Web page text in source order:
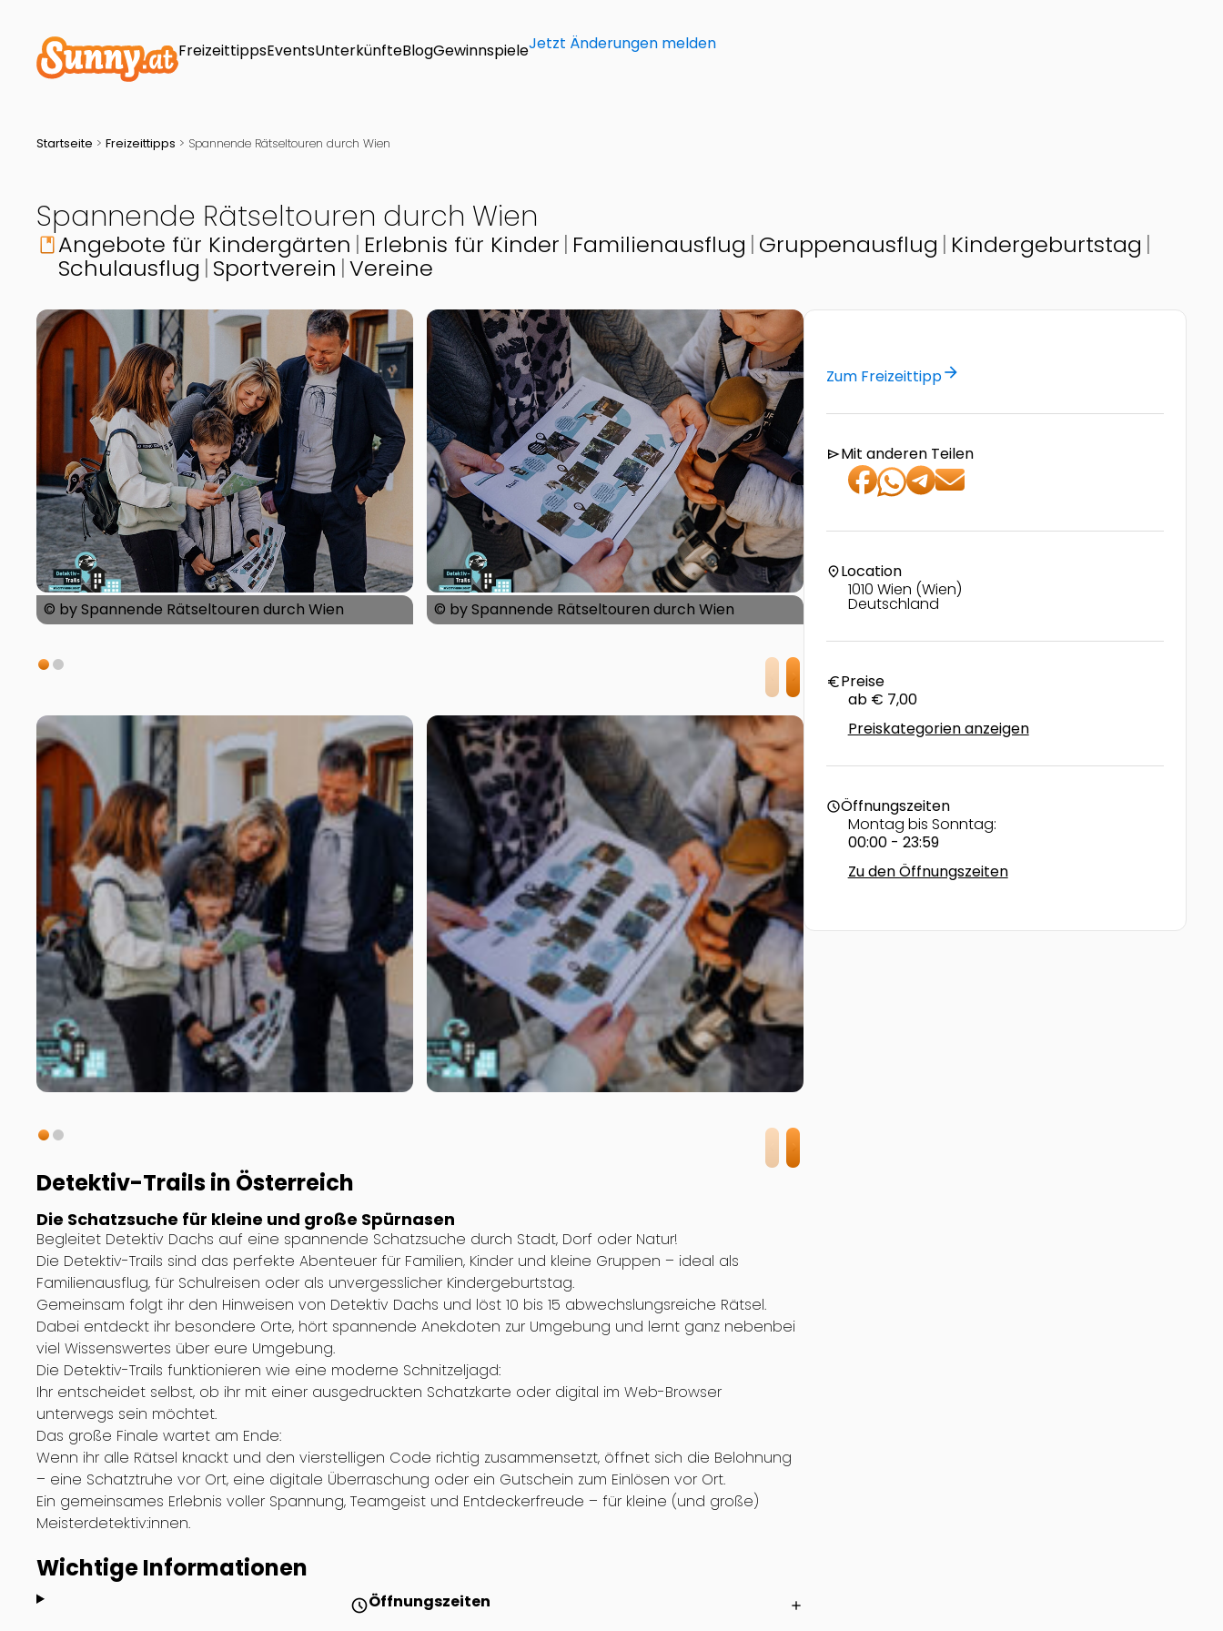
FreizeittippsEventsUnterkünfteBlogGewinnspieleJetzt Änderungen melden
Startseite > Freizeittipps > Spannende Rätseltouren durch Wien
Spannende Rätseltouren durch Wien
bookAngebote für Kindergärten Erlebnis für Kinder Familienausflug Gruppenausflug Kindergeburtstag
Schulausflug Sportverein Vereine
© by Spannende Rätseltouren durch Wien © by Spannende Rätseltouren durch Wien
Detektiv-Trails in Österreich
Die Schatzsuche für kleine und große Spürnasen
Begleitet Detektiv Dachs auf eine spannende Schatzsuche durch Stadt, Dorf oder Natur!
Die Detektiv-Trails sind das perfekte Abenteuer für Familien, Kinder und kleine Gruppen – ideal als
Familienausflug, für Schulreisen oder als unvergesslicher Kindergeburtstag.
Gemeinsam folgt ihr den Hinweisen von Detektiv Dachs und löst 10 bis 15 abwechslungsreiche Rätsel.
Dabei entdeckt ihr besondere Orte, hört spannende Anekdoten zur Umgebung und lernt ganz nebenbei
viel Wissenswertes über eure Umgebung.
Die Detektiv-Trails funktionieren wie eine moderne Schnitzeljagd:
Ihr entscheidet selbst, ob ihr mit einer ausgedruckten Schatzkarte oder digital im Web-Browser
unterwegs sein möchtet.
Das große Finale wartet am Ende:
Wenn ihr alle Rätsel knackt und den vierstelligen Code richtig zusammensetzt, öffnet sich die Belohnung
– eine Schatztruhe vor Ort, eine digitale Überraschung oder ein Gutschein zum Einlösen vor Ort.
Ein gemeinsames Erlebnis voller Spannung, Teamgeist und Entdeckerfreude – für kleine (und große)
Meisterdetektiv:innen.
Wichtige Informationen
scheduleÖffnungszeiten add
Zum Freizeittipparrow_forward
sendMit anderen Teilen
location_onLocation
1010 Wien (Wien)
Deutschland
euroPreise
ab € 7,00
Preiskategorien anzeigen
scheduleÖffnungszeiten
Montag bis Sonntag:
00:00 - 23:59
Zu den Öffnungszeiten